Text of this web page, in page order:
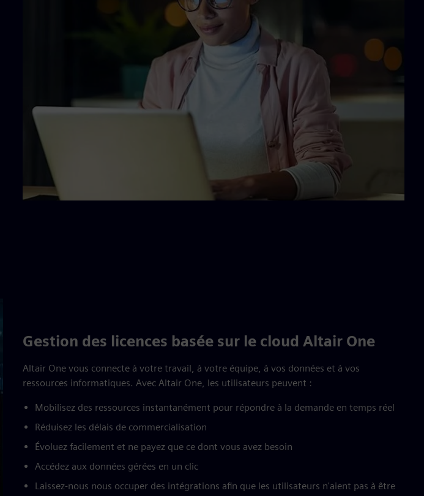
Gestion des licences basée sur le cloud Altair One
Altair One vous connecte à votre travail, à votre équipe, à vos données et à vos
ressources informatiques. Avec Altair One, les utilisateurs peuvent :
Mobilisez des ressources instantanément pour répondre à la demande en temps réel
Réduisez les délais de commercialisation
Évoluez facilement et ne payez que ce dont vous avez besoin
Accédez aux données gérées en un clic
Laissez-nous nous occuper des intégrations afin que les utilisateurs n'aient pas à être